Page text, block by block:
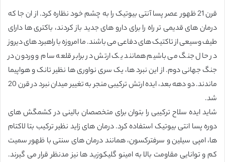
قرن 21 ظهور عصر پسا آنتی بیوتیک را به چشم خود نظاره کرد. از ان جا که
درمان های قدیمی تر راه را برای دارو های جدید باز کردند، باکتری ها دارای
طیف وسیعی از تاکتیک های دفاعی می باشند. ما امروزه با راهبرد های دیروز
در حال جنگ می باشیم همانند یک ارتش در برابر قلعه سام و وردون در
جنگ جهانی دوم. از این نبرد ها، یک سری نواوری ها نظیر تانک و هواپیما
ماندند. دو دهه بعد، ایده ارتش ترکیبی منجر به تغییر میدان نبرد در قرن 20
شد.
شاید ایده سلاح ترکیبی را بتوان برای متخصصان بالینی در کشمگش های
دوره پسا انتی بیوتیک استفاده کرد. درمان های زاید نظیر ترکیب بتا لاکتام
ها، امپی سیلین و سرفترکسون، همانند درمان های سنتی با ظهور سمیت
کم و توانایی مقاومت بالا به امینو گلیکوزید ها نیز مدنظر قرار می گیرند.